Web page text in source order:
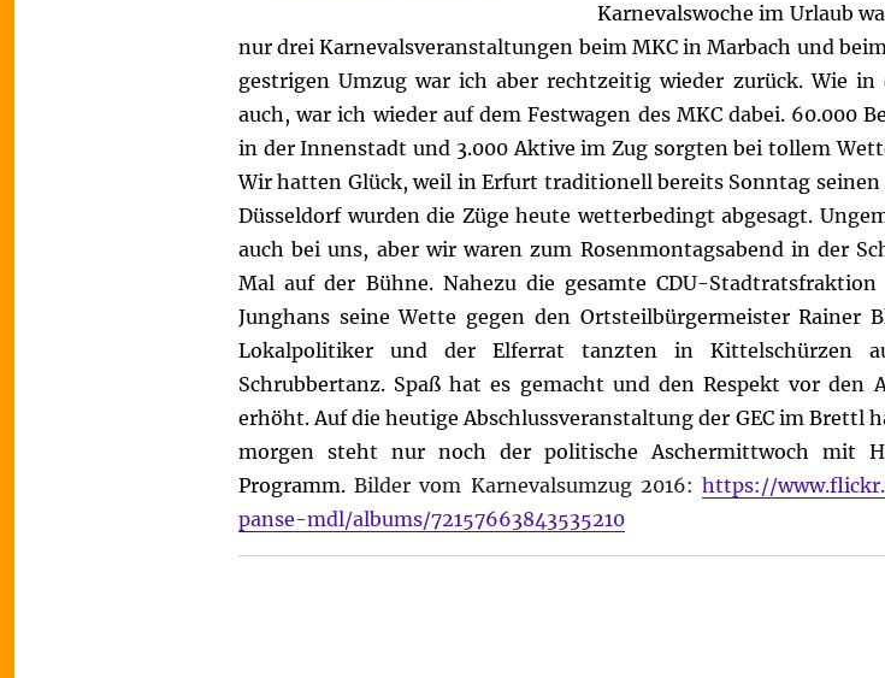
Karnevalswoche im Urlaub
nur drei Karnevalsveranstaltungen beim MKC in Marbach und
gestrigen Umzug war ich aber rechtzeitig wieder zurück. Wie in
auch, war ich wieder auf dem Festwagen des MKC dabei. 60.000
in der Innenstadt und 3.000 Aktive im Zug sorgten bei tollem
Wir hatten Glück, weil in Erfurt traditionell bereits Sonntag
Düsseldorf wurden die Züge heute wetterbedingt abgesagt.
auch bei uns, aber wir waren zum Rosenmontagsabend in der
Mal auf der Bühne. Nahezu die gesamte CDU-
Junghans seine Wette gegen den Ortsteilbürgermeister Rainer
Lokalpolitiker und der Elferrat tanzten in Kittelschürzen
Schrubbertanz. Spaß hat es gemacht und den Respekt vor den
erhöht.Auf die heutige Abschlussveranstaltung der GEC im Brettl
morgen steht nur noch der politische Aschermittwoch mit
Programm. Bilder vom Karnevalsumzug 2016: https://
panse-mdl/albums/72157663843535210